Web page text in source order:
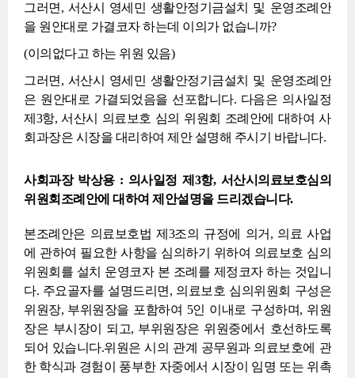
그러면, 서산시 영세민 생활안정기금설치 및 운영조례안
을 원안대로 가결코자 하는데 이의가 없습니까?
(이의없다고 하는 위원 있음)
그러면, 서산시 영세민 생활안정기금설치 및 운영조례안
은 원안대로 가결되었음을 선포합니다. 다음은 의사일정
제3항, 서산시 의료보호 심의 위원회 조례안에 대하여 사
회과장은 시장을 대리하여 제안 설명해 주시기 바랍니다.
사회과장 박상용 : 의사일정 제3항, 서산시의료보호심의
위원회조례안에 대하여 제안설명을 드리겠습니다.
본조례안은 의료보호법 제3조의 규정에 의거, 의료 사업
에 관하여 필요한 사항을 심의하기 위하여 의료보호 심의
위원회를 설치 운영코자 본 조례를 제정코자 하는 것입니
다. 주요골자를 설명드리면, 의료보호 심의위원회 구성은
위원장, 부위원장을 포함하여 5인 이내로 구성하며, 위원
장은 부시장이 되고, 부위원장은 위원중에서 호선하도록
되어 있습니다.위원은 시의 관계 공무원과 의료보호에 관
한 학식과 경험이 풍부한 자중에서 시장이 임명 또는 위촉